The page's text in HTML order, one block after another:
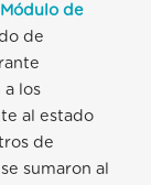
Módulo de
de
a los
al estado
de
sumaron al